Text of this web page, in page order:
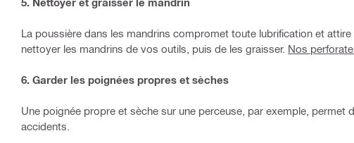
La poussière dans les mandrins compromet toute lubrification et
nettoyer les mandrins de vos outils, puis de les graisser. Nos
6. Garder les poignées propres et sèches
Une poignée propre et sèche sur une perceuse, par exemple,
accidents.